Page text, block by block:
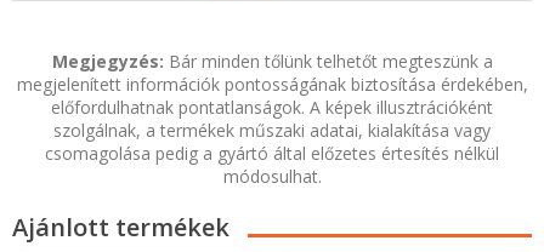
Megjegyzés: Bár minden tőlünk telhetőt megteszünk a
megjelenített információk pontosságának biztosítása érdekében,
előfordulhatnak pontatlanságok. A képek illusztrációként
szolgálnak, a termékek műszaki adatai, kialakítása vagy
csomagolása pedig a gyártó által előzetes értesítés nélkül
módosulhat.
Ajánlott termékek